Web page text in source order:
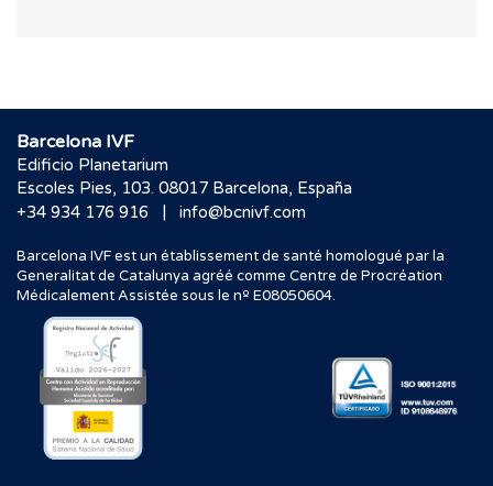
Barcelona IVF
Edificio Planetarium
Escoles Pies, 103. 08017 Barcelona, España
+34 934 176 916
| info@bcnivf.com
Barcelona IVF est un établissement de santé homologué par la
Generalitat de Catalunya agréé comme Centre de Procréation
Médicalement Assistée sous le nº E08050604.